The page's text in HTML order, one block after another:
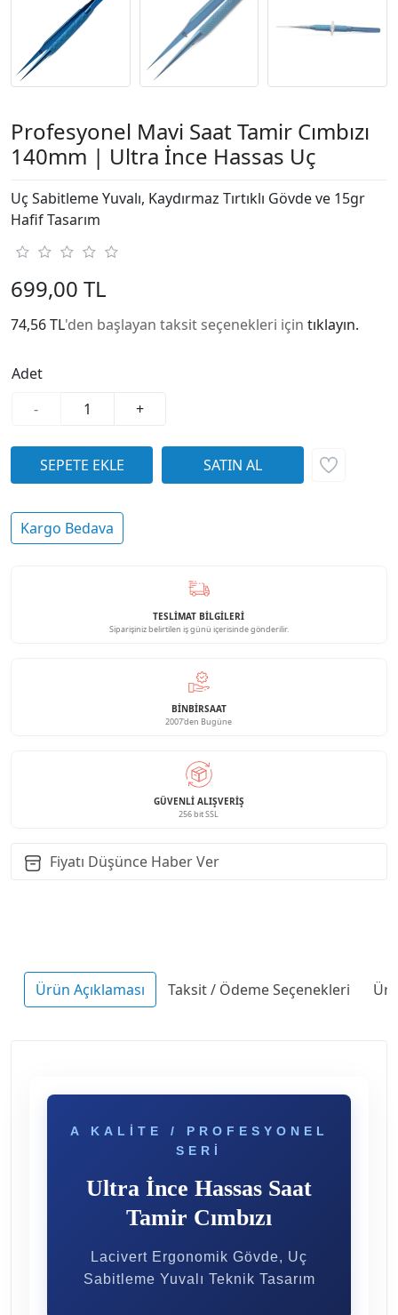
Profesyonel Mavi Saat Tamir Cımbızı
140mm | Ultra İnce Hassas Uç
Uç Sabitleme Yuvalı, Kaydırmaz Tırtıklı Gövde ve 15gr
Hafif Tasarım
699,00 TL
74,56 TL'den başlayan taksit seçenekleri için tıklayın.
Adet
-
+
Kargo Bedava
TESLİMAT BİLGİLERİ
Siparişiniz belirtilen iş günü içerisinde gönderilir.
BINBIRSAAT
2007'den Bugüne
GÜVENLI ALIŞVERIŞ
256 bit SSL
Fiyatı Düşünce Haber Ver
Ürün Açıklaması Taksit / Ödeme Seçenekleri
A KALITE / PROFESYONEL
SERI
Ultra İnce Hassas Saat
Tamir Cımbızı
Lacivert Ergonomik Gövde, Uç
Sabitleme Yuvalı Teknik Tasarım